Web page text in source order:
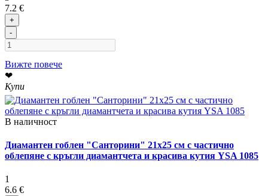
7.2 €
+
-
Вижте повече
❤
Купи
В наличност
Диамантен гоблен "Санторини" 21x25 см с частично
облепяне с кръгли диамантчета и красива кутия YSA 1085
1
6.6 €